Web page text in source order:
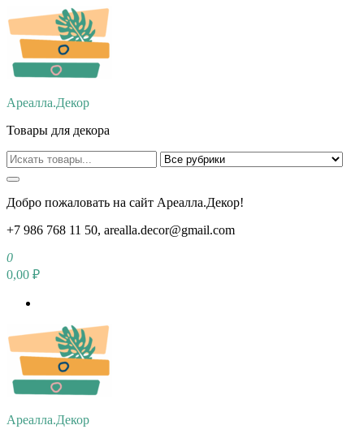
Перейти
к
содержимому
Ареалла.Декор
Товары для декора
Добро пожаловать на сайт Ареалла.Декор!
+7 986 768 11 50, arealla.decor@gmail.com
0
0,00 ₽
Ареалла.Декор